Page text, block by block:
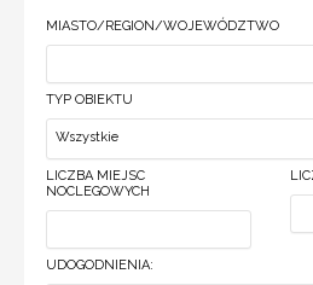
konferencyjno-
biznesowe,
przez
spotkań,
szkoleń,
konferencji
oraz
MIASTO/REGION/WOJEWÓDZTWO
TYP OBIEKTU
Wszystkie
LICZBA MIEJSC
NOCLEGOWYCH
UDOGODNIENIA: